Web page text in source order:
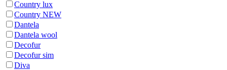
Country lux
Country NEW
Dantela
Dantela wool
Decofur
Decofur sim
Diva